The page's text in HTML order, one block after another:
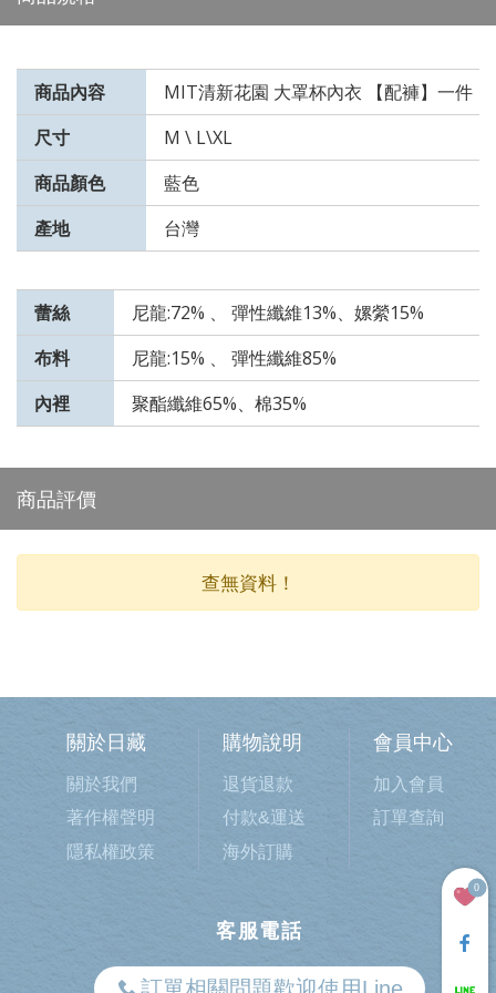
商品內容
MIT清新花園 大罩杯內衣 【配褲】一件
尺寸
M \ L\XL
商品顏色
藍色
產地
台灣
蕾絲
尼龍:72% 、 彈性纖維13%、嫘縈15%
布料
尼龍:15% 、 彈性纖維85%
內裡
聚酯纖維65%、棉35%
商品評價
查無資料！
關於日藏
關於我們
著作權聲明
隱私權政策
購物說明
退貨退款
付款&運送
海外訂購
會員中心
加入會員
訂單查詢
客服電話
0